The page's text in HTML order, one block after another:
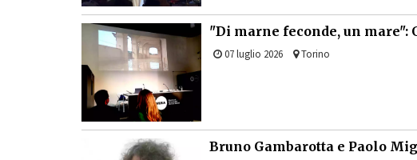
"Di marne feconde, un
07 luglio 2026 Torino
Bruno Gambarotta e Paolo